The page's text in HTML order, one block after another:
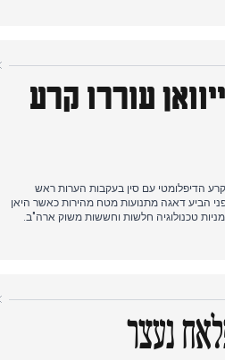
לאחר מכן מהקרמלין שציינו את הישנות מעורבות
עוררו קרע
בעיקר בהעמקת הקרע הדיפלומטי עם סין בעקבות הערות ראש
הביע דאגה מתנועות מטח מהירות כאשר היאן
אך סין חזרה על דרישותיה מראש הממשלה
נעצר